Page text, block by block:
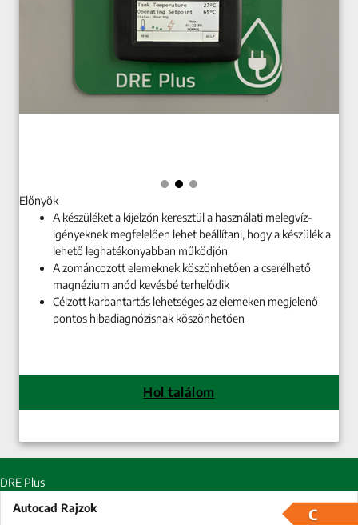
Előnyök
A készüléket a kijelzőn keresztül a használati melegvíz-
igényeknek megfelelően lehet beállítani, hogy a készülék a
lehető leghatékonyabban működjön
A zománcozott elemeknek köszönhetően a cserélhető
magnézium anód kevésbé terhelődik
Célzott karbantartás lehetséges az elemeken megjelenő
pontos hibadiagnózisnak köszönhetően
Hol találom
DRE Plus
C
Autocad Rajzok